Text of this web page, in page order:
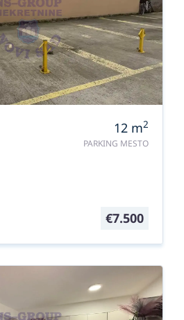
12 m2
PARKING MESTO
€7.500